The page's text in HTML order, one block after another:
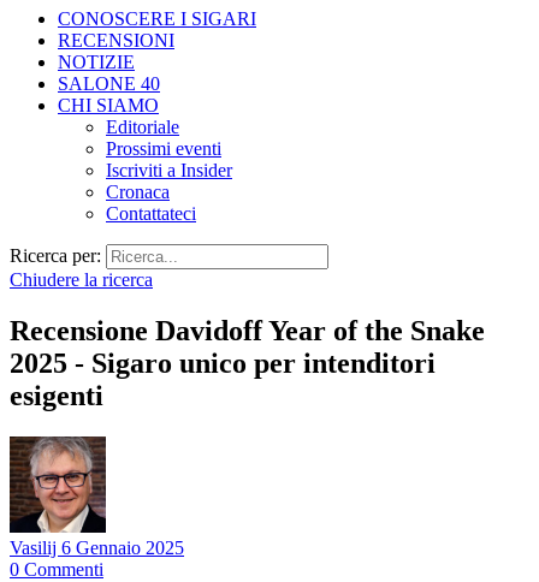
CONOSCERE I SIGARI
RECENSIONI
NOTIZIE
SALONE 40
CHI SIAMO
Editoriale
Prossimi eventi
Iscriviti a Insider
Cronaca
Contattateci
Ricerca per:
Chiudere la ricerca
Recensione Davidoff Year of the Snake
2025 - Sigaro unico per intenditori
esigenti
Vasilij 6 Gennaio 2025
0 Commenti